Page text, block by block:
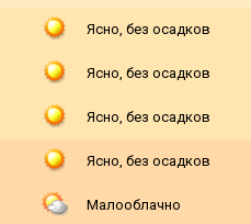
Ясно, без осадков
Ясно, без осадков
Ясно, без осадков
Ясно, без осадков
Малооблачно